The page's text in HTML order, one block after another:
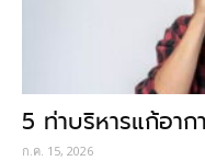
5 ท่าบริหารแก้อา
ก.ค. 15, 2026